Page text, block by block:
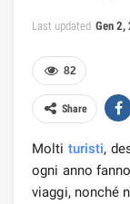
Last updated Gen 2,
82
Share
Molti turisti,
ogni anno fanno
viaggi, nonché